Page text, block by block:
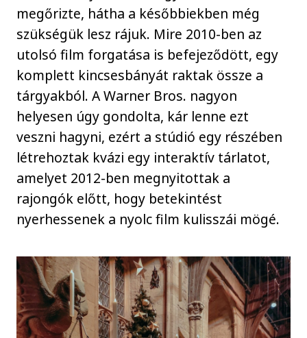
megőrizte, hátha a későbbiekben még
szükségük lesz rájuk. Mire 2010-ben az
utolsó film forgatása is befejeződött, egy
komplett kincsesbányát raktak össze a
tárgyakból. A Warner Bros. nagyon
helyesen úgy gondolta, kár lenne ezt
veszni hagyni, ezért a stúdió egy részében
létrehoztak kvázi egy interaktív tárlatot,
amelyet 2012-ben megnyitottak a
rajongók előtt, hogy betekintést
nyerhessenek a nyolc film kulisszái mögé.